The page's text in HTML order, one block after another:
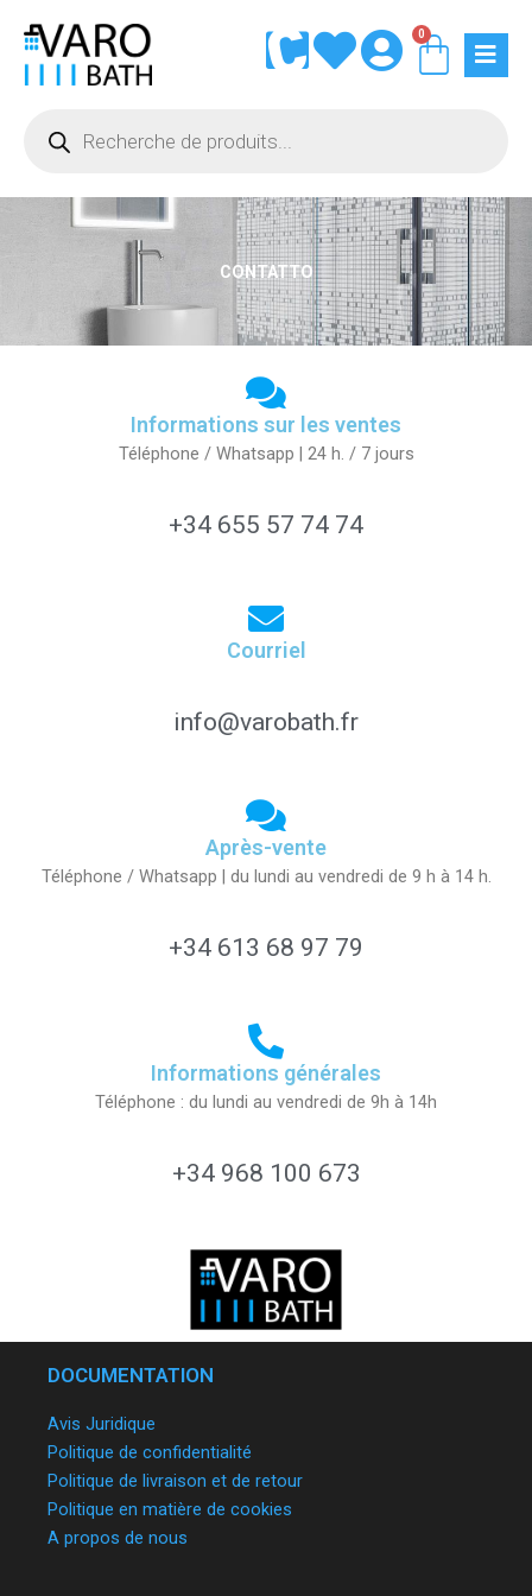
contenu
0
produits
CONTATTO
Informations sur les ventes
Téléphone / Whatsapp | 24 h. / 7 jours
+34 655 57 74 74
Courriel
info@varobath.fr
Après-vente
Téléphone / Whatsapp | du lundi au vendredi de 9 h à 14 h.
+34 613 68 97 79
Informations générales
Téléphone : du lundi au vendredi de 9h à 14h
+34 968 100 673
DOCUMENTATION
Avis Juridique
Politique de confidentialité
Politique de livraison et de retour
Politique en matière de cookies
A propos de nous